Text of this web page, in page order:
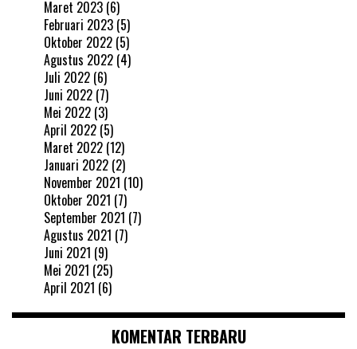
Maret 2023 (6)
Februari 2023 (5)
Oktober 2022 (5)
Agustus 2022 (4)
Juli 2022 (6)
Juni 2022 (7)
Mei 2022 (3)
April 2022 (5)
Maret 2022 (12)
Januari 2022 (2)
November 2021 (10)
Oktober 2021 (7)
September 2021 (7)
Agustus 2021 (7)
Juni 2021 (9)
Mei 2021 (25)
April 2021 (6)
KOMENTAR TERBARU